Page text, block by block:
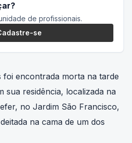
de profissionais.
se
foi encontrada morta na tarde
sua residência, localizada na
no Jardim São Francisco,
na cama de um dos